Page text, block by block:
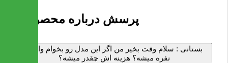
1 پرسش درباره محصول
بستانی :
نفره میشه؟ هزینه اش چقدر میشه؟